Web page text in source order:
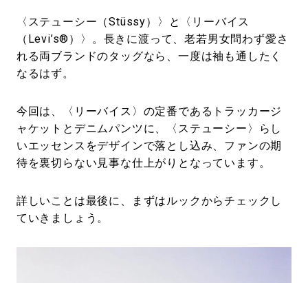
〈ステューシー（Stüssy）〉と〈リーバイス
（Levi’s®）〉。長きに渡って、老若男女問わず愛さ
れる両ブランドのタッグなら、一度は袖も通したく
なるはず。
今回は、〈リーバイス〉の定番であるトラッカージ
ャケットとデニムパンツに、〈ステューシー〉らし
いエッセンスをデザインで落とし込み、ファンの期
待を裏切らない見事な仕上がりとなっています。
詳しいことは最後に、まずはルックからチェックし
ていきましょう。